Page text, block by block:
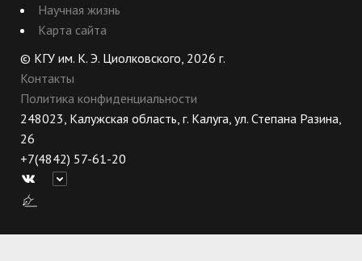
Научная жизнь
Карта сайта
© КГУ им. К. Э. Циолковского, 2026 г.
Контакты
Политика конфиденциальности
248023, Калужская область, г. Калуга, ул. Степана Разина,
26
+7(4842) 57-61-20